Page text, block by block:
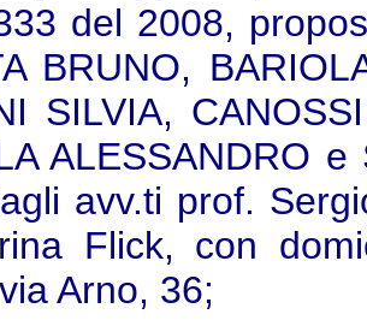
del 2008,
BRUNO,
SILVIA,
ALESSANDRO
avv.ti prof.
Flick, con
Arno, 36;